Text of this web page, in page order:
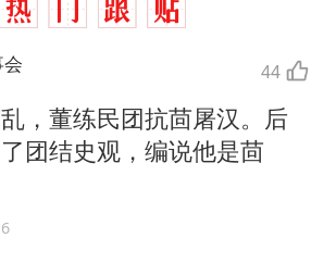
44
，董练民团抗茴屠汉。后
团结史观，编说他是茴